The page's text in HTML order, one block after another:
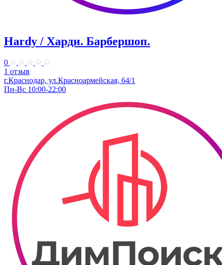
Hardy / Харди. ​Барбершоп.
0
1 отзыв
г.Краснодар, ул.Красноармейская, 64/1
Пн-Вс 10:00-22:00